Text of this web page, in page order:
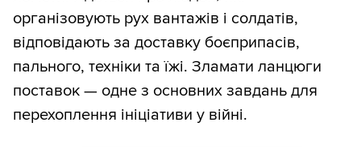
організовують рух вантажів і солдатів,
відповідають за доставку боєприпасів,
пального, техніки та їжі. Зламати ланцюги
поставок — одне з основних завдань для
перехоплення ініціативи у війні.